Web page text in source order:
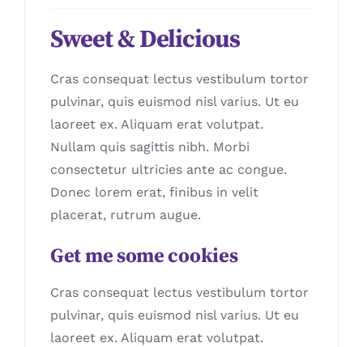
Sweet & Delicious
Cras consequat lectus vestibulum tortor
pulvinar, quis euismod nisl varius. Ut eu
laoreet ex. Aliquam erat volutpat.
Nullam quis sagittis nibh. Morbi
consectetur ultricies ante ac congue.
Donec lorem erat, finibus in velit
placerat, rutrum augue.
Get me some cookies
Cras consequat lectus vestibulum tortor
pulvinar, quis euismod nisl varius. Ut eu
laoreet ex. Aliquam erat volutpat.